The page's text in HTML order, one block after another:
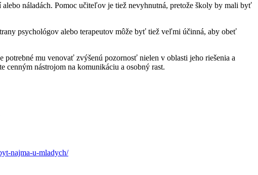
náladách. Pomoc učiteľov je tiež nevyhnutná, pretože školy by mali byť
psychológov alebo terapeutov môže byť tiež veľmi účinná, aby obeť
mu venovať zvýšenú pozornosť nielen v oblasti jeho riešenia a
cenným nástrojom na komunikáciu a osobný rast.
najma-u-mladych/